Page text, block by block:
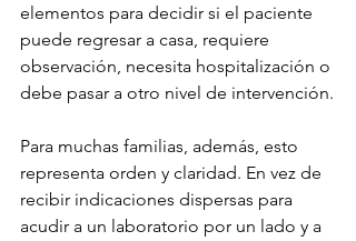
elementos para decidir si el paciente
puede regresar a casa, requiere
observación, necesita hospitalización o
debe pasar a otro nivel de intervención.
Para muchas familias, además, esto
representa orden y claridad. En vez de
recibir indicaciones dispersas para
acudir a un laboratorio por un lado y a